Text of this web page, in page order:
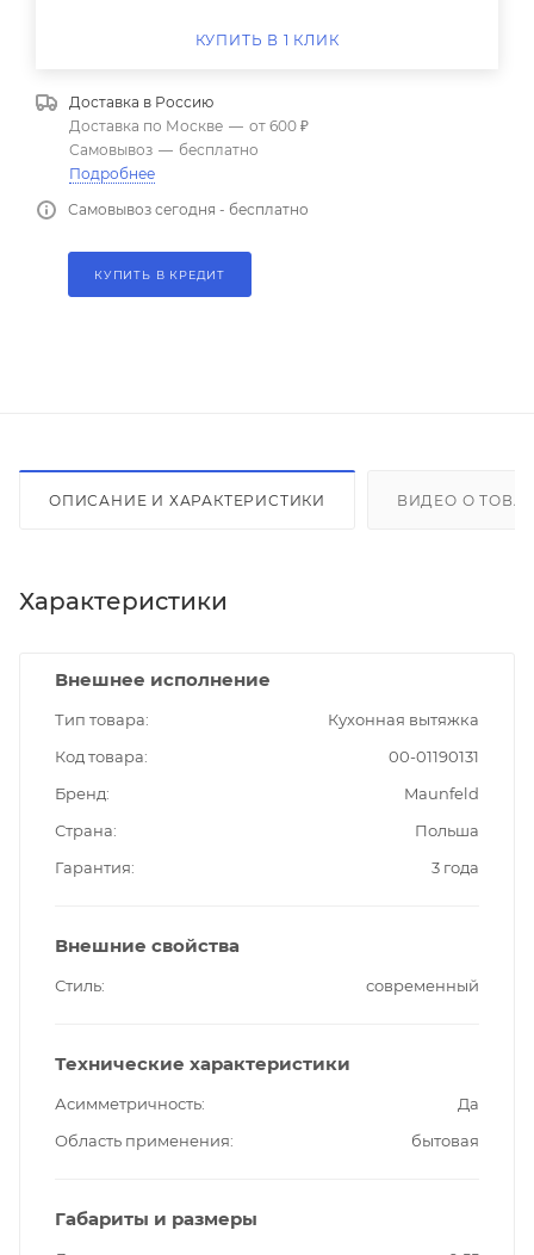
КУПИТЬ В 1 КЛИК
Доставка в Россию
Доставка по Москве — от 600 ₽
Самовывоз — бесплатно
Подробнее
Самовывоз сегодня - бесплатно
КУПИТЬ В КРЕДИТ
ОПИСАНИЕ И ХАРАКТЕРИСТИКИ ВИДЕО О
Характеристики
Внешнее исполнение
Тип товара
Кухонная вытяжка
Код товара
00-01190131
Бренд
Maunfeld
Страна
Польша
Гарантия
3 года
Внешние свойства
Стиль современный
Технические характеристики
Асимметричность
Да
Область применения
бытовая
Габариты и размеры